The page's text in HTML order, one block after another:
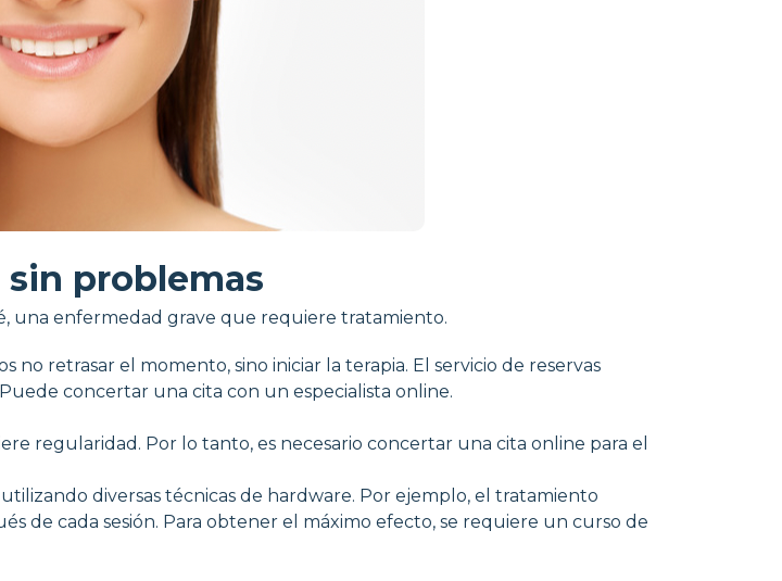
problemas
una enfermedad grave que requiere tratamiento.
no retrasar el momento, sino iniciar la terapia. El servicio de reservas
concertar una cita con un especialista online.
regularidad. Por lo tanto, es necesario concertar una cita online para el
diversas técnicas de hardware. Por ejemplo, el tratamiento
de cada sesión. Para obtener el máximo efecto, se requiere un curso de